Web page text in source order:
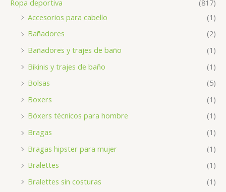
Ropa deportiva
(817)
Accesorios para cabello
(1)
Bañadores
(2)
Bañadores y trajes de baño
(1)
Bikinis y trajes de baño
(1)
Bolsas
(5)
Boxers
(1)
Bóxers técnicos para hombre
(1)
Bragas
(1)
Bragas hipster para mujer
(1)
Bralettes
(1)
Bralettes sin costuras
(1)